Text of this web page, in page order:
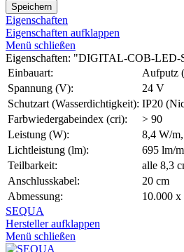
Speichern
Eigenschaften
Eigenschaften aufklappen
Menü schließen
Eigenschaften: "DIGITAL-COB-LED-
Einbauart:
Aufputz
Spannung (V):
24 V
Schutzart (Wasserdichtigkeit): IP20
Farbwiedergabeindex (cri):
> 90
Leistung (W):
8,4 W/
Lichtleistung (lm):
695 lm/m
Teilbarkeit:
alle 8,3
Anschlusskabel:
20 cm
Abmessung:
10.000
SEQUA
Hersteller aufklappen
Menü schließen